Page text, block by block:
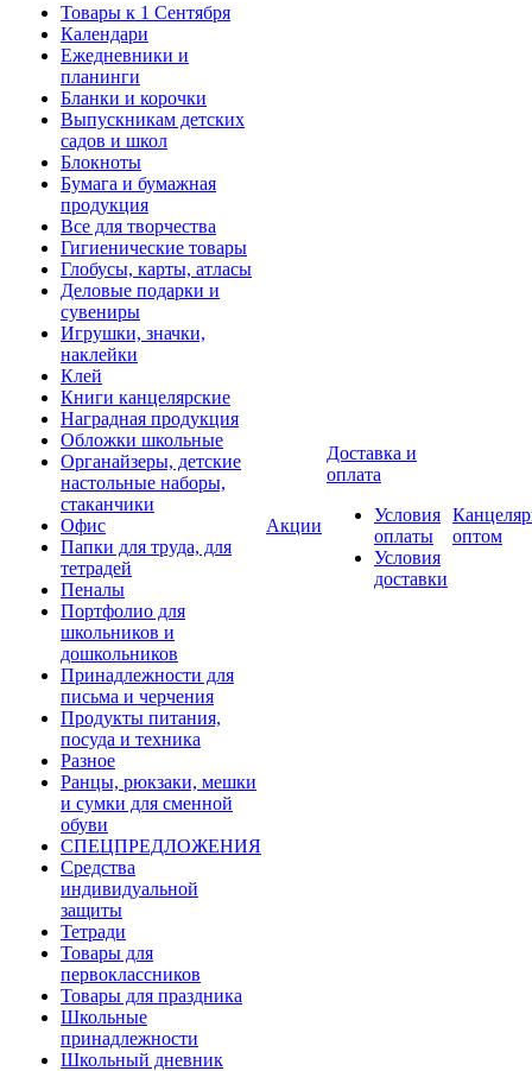
Товары к 1 Сентября
Календари
Ежедневники и
планинги
Бланки и корочки
Выпускникам детских
садов и школ
Блокноты
Бумага и бумажная
продукция
Все для творчества
Гигиенические товары
Глобусы, карты, атласы
Деловые подарки и
сувениры
Игрушки, значки,
наклейки
Клей
Книги канцелярские
Наградная продукция
Обложки школьные
Органайзеры, детские
настольные наборы,
стаканчики
Офис
Папки для труда, для
тетрадей
Пеналы
Портфолио для
школьников и
дошкольников
Принадлежности для
письма и черчения
Продукты питания,
посуда и техника
Разное
Ранцы, рюкзаки, мешки
и сумки для сменной
обуви
СПЕЦПРЕДЛОЖЕНИЯ
Средства
индивидуальной
защиты
Тетради
Товары для
первоклассников
Товары для праздника
Школьные
принадлежности
Школьный дневник
Акции
Доставка и
оплата
Условия
оплаты
Условия
доставки
оптом